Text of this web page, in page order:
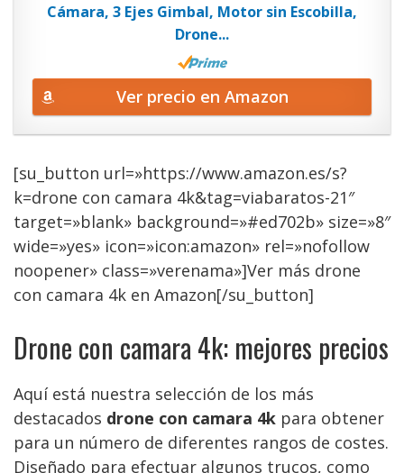
Cámara, 3 Ejes Gimbal, Motor sin Escobilla,
Drone...
Ver precio en Amazon
[su_button url=»https://www.amazon.es/s?
k=drone con camara 4k&tag=viabaratos-21″
target=»blank» background=»#ed702b» size=»8″
wide=»yes» icon=»icon:amazon» rel=»nofollow
noopener» class=»verenama»]Ver más drone
con camara 4k en Amazon[/su_button]
Drone con camara 4k: mejores precios
Aquí está nuestra selección de los más
destacados drone con camara 4k para obtener
para un número de diferentes rangos de costes.
Diseñado para efectuar algunos trucos, como